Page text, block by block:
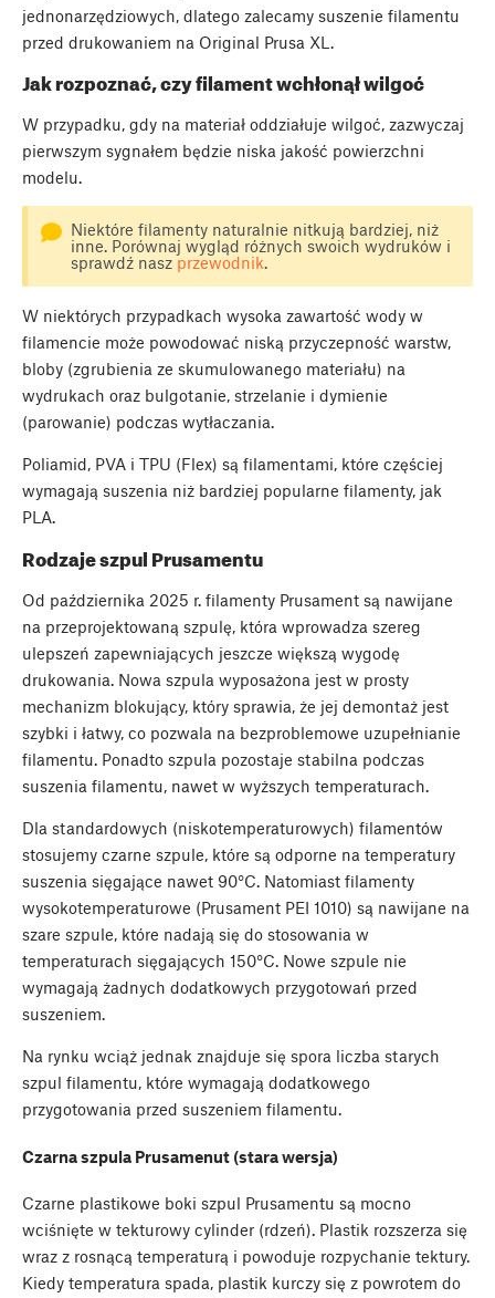
jednonarzędziowych, dlatego zalecamy suszenie filamentu
przed drukowaniem na Original Prusa XL.
Jak rozpoznać, czy filament wchłonął wilgoć
W przypadku, gdy na materiał oddziałuje wilgoć, zazwyczaj
pierwszym sygnałem będzie niska jakość powierzchni
modelu.
Niektóre filamenty naturalnie nitkują bardziej, niż
inne. Porównaj wygląd różnych swoich wydruków i
sprawdź nasz przewodnik.
W niektórych przypadkach wysoka zawartość wody w
filamencie może powodować niską przyczepność warstw,
bloby (zgrubienia ze skumulowanego materiału) na
wydrukach oraz bulgotanie, strzelanie i dymienie
(parowanie) podczas wytłaczania.
Poliamid, PVA i TPU (Flex) są filamentami, które częściej
wymagają suszenia niż bardziej popularne filamenty, jak
PLA.
Rodzaje szpul Prusamentu
Od października 2025 r. filamenty Prusament są nawijane
na przeprojektowaną szpulę, która wprowadza szereg
ulepszeń zapewniających jeszcze większą wygodę
drukowania. Nowa szpula wyposażona jest w prosty
mechanizm blokujący, który sprawia, że jej demontaż jest
szybki i łatwy, co pozwala na bezproblemowe uzupełnianie
filamentu. Ponadto szpula pozostaje stabilna podczas
suszenia filamentu, nawet w wyższych temperaturach.
Dla standardowych (niskotemperaturowych) filamentów
stosujemy czarne szpule, które są odporne na temperatury
suszenia sięgające nawet 90°C. Natomiast filamenty
wysokotemperaturowe (Prusament PEI 1010) są nawijane na
szare szpule, które nadają się do stosowania w
temperaturach sięgających 150°C. Nowe szpule nie
wymagają żadnych dodatkowych przygotowań przed
suszeniem.
Na rynku wciąż jednak znajduje się spora liczba starych
szpul filamentu, które wymagają dodatkowego
przygotowania przed suszeniem filamentu.
Czarna szpula Prusamenut (stara wersja)
Czarne plastikowe boki szpul Prusamentu są mocno
wciśnięte w tekturowy cylinder (rdzeń). Plastik rozszerza się
wraz z rosnącą temperaturą i powoduje rozpychanie tektury.
Kiedy temperatura spada, plastik kurczy się z powrotem do